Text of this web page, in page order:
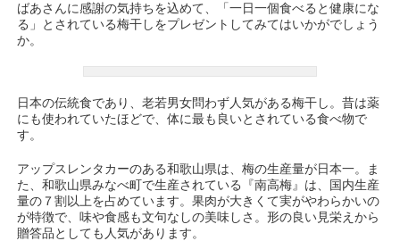
ばあさんに感謝の気持ちを込めて、「一日一個食べると健康にな
る」とされている梅干しをプレゼントしてみてはいかがでしょう
か。
日本の伝統食であり、老若男女問わず人気がある梅干し。昔は薬
にも使われていたほどで、体に最も良いとされている食べ物で
す。
アップスレンタカーのある和歌山県は、梅の生産量が日本一。ま
た、和歌山県みなべ町で生産されている『南高梅』は、国内生産
量の７割以上を占めています。果肉が大きくて実がやわらかいの
が特徴で、味や食感も文句なしの美味しさ。形の良い見栄えから
贈答品としても人気があります。